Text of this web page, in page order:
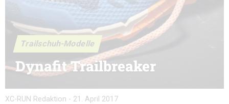
Trailschuh-Modelle
Dynafit Trailbreaker
XC-RUN Redaktion - 21. April 2017